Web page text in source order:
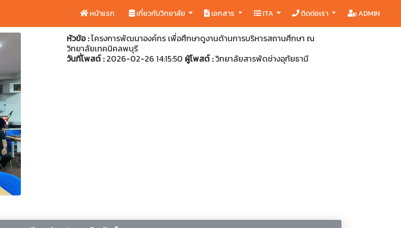
หน้าแรก เกี่ยวกับวิทยาลัย เอกสาร ITA ติดต่อเรา ADMIN
หัวข้อ :โครงการพัฒนาองค์กร เพื่อศึกษาดูงานด้านการบริหารสถานศึกษา ณ
วิทยาลัยเทคนิคลพบุรี
วันที่โพสต์ :2026-02-26 14:15:50 ผู้โพสต์ :วิทยาลัยสารพัดช่างอุทัยธานี